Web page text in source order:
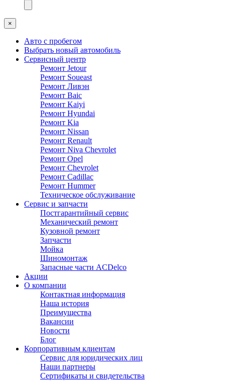
×
Авто с пробегом
Выбрать новый автомобиль
Сервисный центр
Ремонт Jetour
Ремонт Soueast
Ремонт Ливэн
Ремонт Baic
Ремонт Kaiyi
Ремонт Hyundai
Ремонт Kia
Ремонт Nissan
Ремонт Renault
Ремонт Niva Chevrolet
Ремонт Opel
Ремонт Chevrolet
Ремонт Cadillac
Ремонт Hummer
Техническое обслуживание
Сервис и запчасти
Постгарантийный сервис
Механический ремонт
Кузовной ремонт
Запчасти
Мойка
Шиномонтаж
Запасные части ACDelco
Акции
О компании
Контактная информация
Наша история
Преимущества
Вакансии
Новости
Блог
Корпоративным клиентам
Сервис для юридических лиц
Наши партнеры
Сертификаты и свидетельства